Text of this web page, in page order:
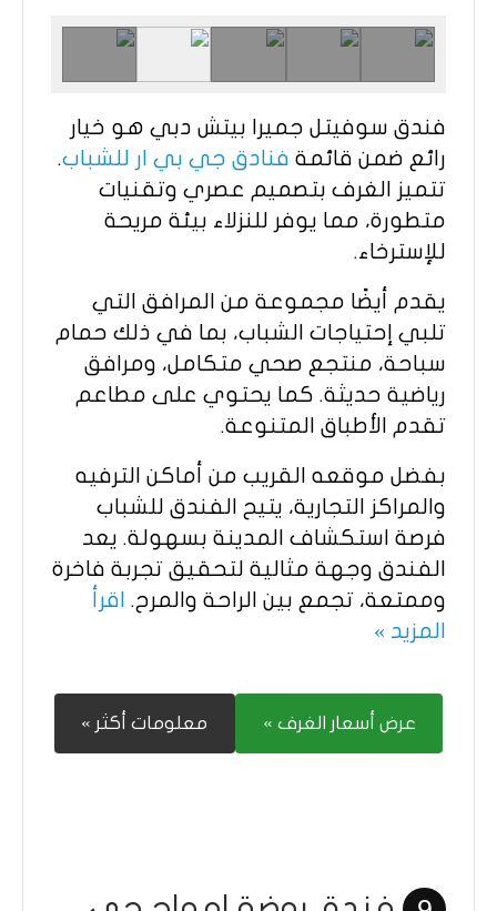
فندق سوفيتل جميرا بيتش دبي هو خيار
رائع ضمن قائمة فنادق جي بي ار للشباب.
تتميز الغرف بتصميم عصري وتقنيات
متطورة، مما يوفر للنزلاء بيئة مريحة
للإسترخاء.
يقدم أيضًا مجموعة من المرافق التي
تلبي إحتياجات الشباب، بما في ذلك حمام
سباحة، منتجع صحي متكامل، ومرافق
رياضية حديثة. كما يحتوي على مطاعم
تقدم الأطباق المتنوعة.
بفضل موقعه القريب من أماكن الترفيه
والمراكز التجارية، يتيح الفندق للشباب
فرصة استكشاف المدينة بسهولة. يعد
الفندق وجهة مثالية لتحقيق تجربة فاخرة
وممتعة، تجمع بين الراحة والمرح. اقرأ
المزيد »
عرض أسعار الغرف » معلومات أكثر »